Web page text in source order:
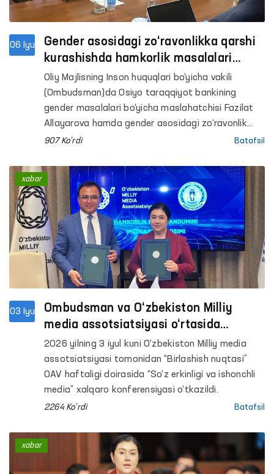
06 Iyu
Gender asosidagi zo‘ravonlikka qarshi
kurashishda hamkorlik masalalari
muhokama qilindi
Oliy Majlisning Inson huquqlari bo‘yicha vakili
(Ombudsman)da Osiyo taraqqiyot bankining
gender masalalari bo‘yicha maslahatchisi Fazilat
Allayarova hamda gender asosidagi zo‘ravonlik
bo‘yicha milliy tadqiqotchi Malika Mahmudova bilan
907 Ko'rdi Batafsil
03 Iyu
Ombudsman va O‘zbekiston Milliy
media assotsiatsiyasi o‘rtasida
hamkorlik memorandumi imzolandi
2026 yilning 3 iyul kuni O‘zbekiston Milliy media
assotsiatsiyasi tomonidan “Birlashish nuqtasi”
OAV haftaligi doirasida “So‘z erkinligi va ishonchli
media” xalqaro konferensiyasi o‘tkazildi.
2264 Ko'rdi Batafsil
xabar
xabar